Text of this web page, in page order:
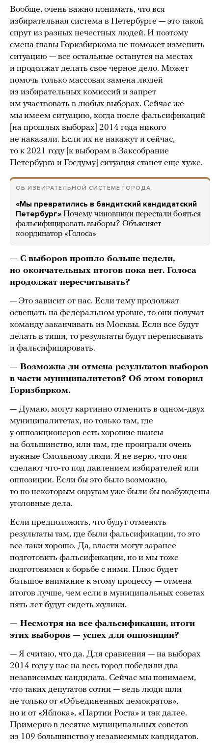
Вообще, очень важно понимать, что вся
избирательная система в Петербурге — это такой
спрут из разных нечестных людей. И поэтому
смена главы Горизбиркома не поможет изменить
ситуацию — все остальные останутся на местах
и продолжат делать свое черное дело. Может
помочь только массовая замена людей
из избирательных комиссий и запрет
им участвовать в любых выборах. Сейчас же
мы имеем ситуацию, когда после фальсификаций
[на прошлых выборах] 2014 года никого
не наказали. Если их не накажут и сейчас,
то к 2021 году [к выборам в Заксобрание
Петербурга и Госдуму] ситуация станет еще хуже.
ОБ ИЗБИРАТЕЛЬНОЙ СИСТЕМЕ ГОРОДА
«Мы превратились в бандитский кандидатский
Петербург» Почему чиновники перестали бояться
фальсифицировать выборы? Объясняет
координатор «Голоса»
— С выборов прошло больше недели,
но окончательных итогов пока нет. Голоса
продолжат пересчитывать?
— Это зависит от нас. Если тему продолжат
освещать на федеральном уровне, то они получат
команду заканчивать из Москвы. Если все будут
делать в тиши, то результаты будут переписывать
и фальсифицировать.
— Возможна ли отмена результатов выборов
в части муниципалитетов? Об этом говорил
Горизбирком.
— Думаю, могут картинно отменить в одном-двух
муниципалитетах, но только там, где
у оппозиционеров есть хорошие шансы
на большинство, или там, где проиграли очень
нужные Смольному люди. Я не верю, что они
сделают что-то под давлением избирателей или
оппозиции. Если бы это было возможно,
то по некоторым округам уже были бы возбуждены
уголовные дела.
Если предположить, что будут отменять
результаты там, где были фальсификации, то это
все-таки хорошо. Да, власти могут заранее
подготовить фальсификации, но и мы тоже
подготовимся к борьбе с ними. Плюс будет
большое внимание к этому процессу — отмена
итогов лучше, чем если в муниципальных советах
пять лет будут сидеть жулики.
— Несмотря на все фальсификации, итоги
этих выборов — успех для оппозиции?
— Я считаю, что да. Для сравнения — на выборах
2014 году у нас на весь город победили два
независимых кандидата. Сейчас мы понимаем,
что таких депутатов сотни — ведь люди шли
не только от «Объединенных демократов»,
но и от «Яблока», «Партии Роста» и так далее.
Примерно в десятке муниципальных советов
из 109 большинство у независимых кандидатов.